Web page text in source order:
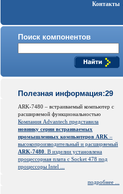
Контакты
Поиск компонентов
Полезная информация:29
ARK-7480 – встраиваемый компьютер с
расширяемой функциональностью
Компания Advantech представила
новинку серии встраиваемых
промышленных компьютеров ARK –
высокопроизводительный и расширяемый
ARK-7480 . В изделии установлена
процессорная плата с Socket 478 под
процессоры Intel ...
подробнее ...